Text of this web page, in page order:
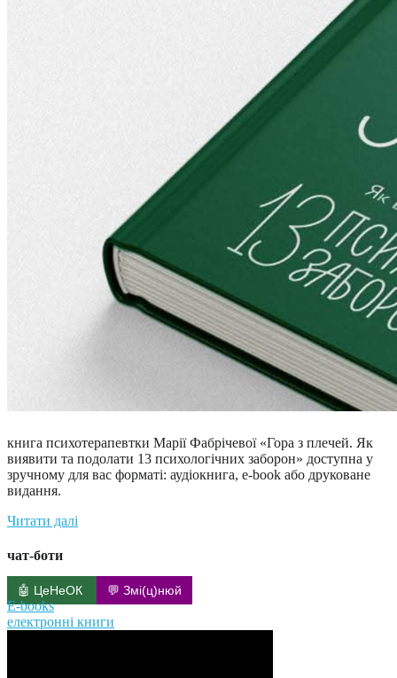
книга психотерапевтки Марії Фабрічевої «Гора з плечей. Як
виявити та подолати 13 психологічних заборон» доступна у
зручному для вас форматі: аудіокнига, e-book або друковане
видання.
Читати далі
чат-боти
🤖 ЦеНеОК 💬 Змі(ц)нюй
E-books
електронні книги